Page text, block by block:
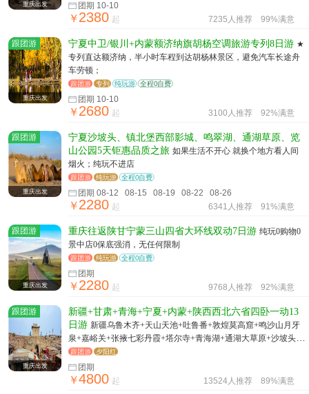
重庆出发 团期 10-10
￥2380 起 7235人推荐 99%满意
跟团游
重庆出发
宁夏中卫/银川+内蒙额济纳旗胡杨空调旅游专列8日游 ★
专列直达额济纳，半小时车程到达胡杨林景区，避免汽车长途舟
车劳顿；
跟团游 专列 纯玩游 全程0自费
团期 10-10
￥2680 起 3100人推荐 92%满意
跟团游
重庆出发
宁夏沙坡头、镇北堡西部影城、鸣翠湖、通湖草原、览
山公园5天钜惠品质之旅 如果生活不开心 就换个地方看人间
烟火；纯玩不进店
跟团游 纯玩游 全程0自费
团期 08-12 08-15 08-19 08-22 08-26
￥2280 起 6341人推荐 91%满意
跟团游
重庆出发
重庆往返陕甘宁蒙三山四省大环线双动7日游 纯玩0购物0
景中店0保底强消，无任何限制
跟团游 纯玩游 全程0自费
团期
￥2280 起 9768人推荐 92%满意
跟团游
重庆出发
新疆+甘肃+青海+宁夏+内蒙+陕西西北六省四卧一动13
日游 新疆乌鲁木齐+天山天池+吐鲁番+敦煌莫高窟+鸣沙山月牙
泉+嘉峪关+张掖七彩丹霞+塔尔寺+青海湖+通湖大草原+沙坡头
+西部影视城+西夏王陵+陕西历史博物馆+西安
跟团游 夕阳红
团期
￥4800 起 13524人推荐 89%满意